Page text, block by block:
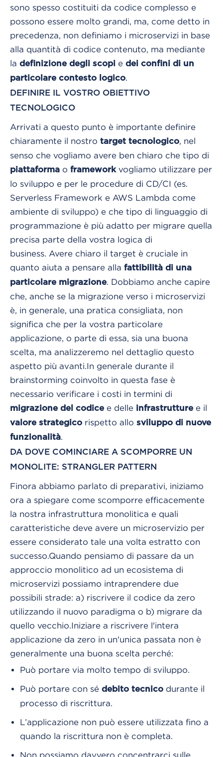
sono spesso costituiti da codice complesso e
possono essere molto grandi, ma, come detto in
precedenza, non definiamo i microservizi in base
alla quantità di codice contenuto, ma mediante
la definizione degli scopi e dei confini di un
particolare contesto logico.
DEFINIRE IL VOSTRO OBIETTIVO
TECNOLOGICO
Arrivati a questo punto è importante definire
chiaramente il nostro target tecnologico, nel
senso che vogliamo avere ben chiaro che tipo di
piattaforma o frameworkvogliamo utilizzare per
lo sviluppo e per le procedure di CD/CI (es.
Serverless Framework e AWS Lambda come
ambiente di sviluppo) e che tipo di linguaggio di
programmazione è più adatto per migrare quella
precisa parte della vostra logica di
business. Avere chiaro il target è cruciale in
quanto aiuta a pensare alla fattibilità di una
particolare migrazione. Dobbiamo anche capire
che, anche se la migrazione verso i microservizi
è, in generale, una pratica consigliata, non
significa che per la vostra particolare
applicazione, o parte di essa, sia una buona
scelta, ma analizzeremo nel dettaglio questo
aspetto più avanti.In generale durante il
brainstorming coinvolto in questa fase è
necessario verificare i costi in termini di
migrazione del codicee delle infrastrutturee il
valore strategico rispetto allo sviluppo di nuove
funzionalità.
DA DOVE COMINCIARE A SCOMPORRE UN
MONOLITE: STRANGLER PATTERN
Finora abbiamo parlato di preparativi, iniziamo
ora a spiegare come scomporre efficacemente
la nostra infrastruttura monolitica e quali
caratteristiche deve avere un microservizio per
essere considerato tale una volta estratto con
successo.Quando pensiamo di passare da un
approccio monolitico ad un ecosistema di
microservizi possiamo intraprendere due
possibili strade: a) riscrivere il codice da zero
utilizzando il nuovo paradigma o b) migrare da
quello vecchio.Iniziare a riscrivere l'intera
applicazione da zero in un'unica passata non è
generalmente una buona scelta perché:
Può portare via molto tempo di sviluppo.
Può portare con sé debito tecnico durante il
processo di riscrittura.
L’applicazione non può essere utilizzata fino a
quando la riscrittura non è completa.
Non possiamo davvero concentrarci sulle